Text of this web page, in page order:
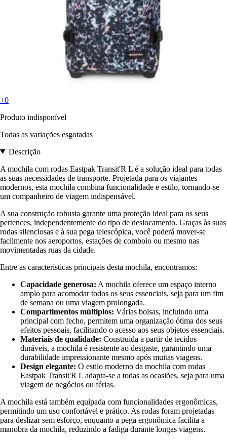
+0
Produto indisponível
Todas as variações esgotadas
Descrição
A mochila com rodas Eastpak Transit'R L é a solução ideal para todas
as suas necessidades de transporte. Projetada para os viajantes
modernos, esta mochila combina funcionalidade e estilo, tornando-se
um companheiro de viagem indispensável.
A sua construção robusta garante uma proteção ideal para os seus
pertences, independentemente do tipo de deslocamento. Graças às suas
rodas silenciosas e à sua pega telescópica, você poderá mover-se
facilmente nos aeroportos, estações de comboio ou mesmo nas
movimentadas ruas da cidade.
Entre as características principais desta mochila, encontramos:
Capacidade generosa: A mochila oferece um espaço interno
amplo para acomodar todos os seus essenciais, seja para um fim
de semana ou uma viagem prolongada.
Compartimentos múltiplos: Várias bolsas, incluindo uma
principal com fecho, permitem uma organização ótima dos seus
efeitos pessoais, facilitando o acesso aos seus objetos essenciais.
Materiais de qualidade: Construída a partir de tecidos
duráveis, a mochila é resistente ao desgaste, garantindo uma
durabilidade impressionante mesmo após muitas viagens.
Design elegante: O estilo moderno da mochila com rodas
Eastpak Transit'R L adapta-se a todas as ocasiões, seja para uma
viagem de negócios ou férias.
A mochila está também equipada com funcionalidades ergonômicas,
permitindo um uso confortável e prático. As rodas foram projetadas
para deslizar sem esforço, enquanto a pega ergonômica facilita a
manobra da mochila, reduzindo a fadiga durante longas viagens.